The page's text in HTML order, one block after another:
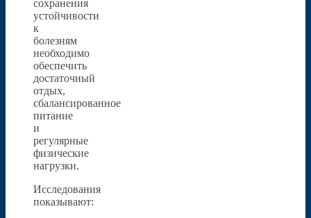
сохранения
устойчивости
к
болезням
необходимо
обеспечить
достаточный
отдых,
сбалансированное
питание
и
регулярные
физические
нагрузки.
Исследования
показывают: